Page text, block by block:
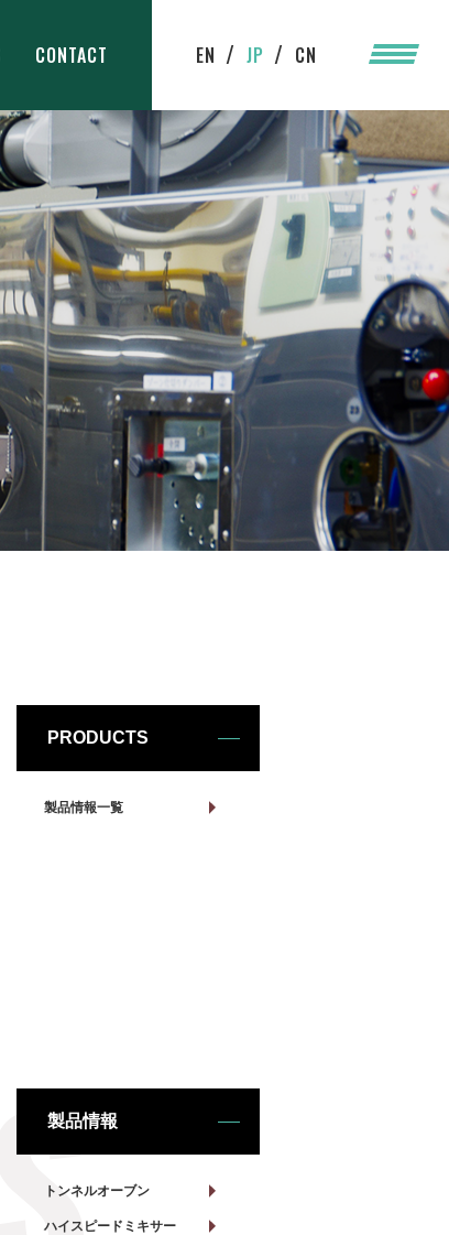
CONTACT EN JP CN
PRODUCTS
製品情報一覧
製品情報
トンネルオーブン
ハイスピードミキサー